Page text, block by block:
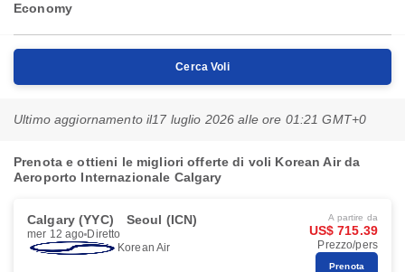
Economy
Cerca Voli
Ultimo aggiornamento il17 luglio 2026 alle ore 01:21 GMT+0
Prenota e ottieni le migliori offerte di voli Korean Air da
Aeroporto Internazionale Calgary
Calgary (YYC) Seoul (ICN)
mer 12 ago Diretto
Korean Air
A partire da
US$ 715.39
Prezzo/pers
Prenota